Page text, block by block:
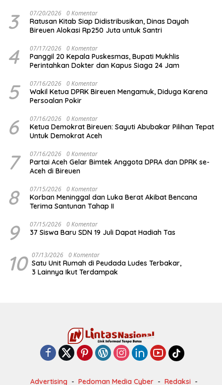
3 07/20/2026 0 Komentar
Ratusan Kitab Siap Didistribusikan, Dinas Dayah
Bireuen Alokasi Rp250 Juta untuk Santri
4 07/17/2026 0 Komentar
Panggil 20 Kepala Puskesmas, Bupati Mukhlis
Perintahkan Dokter dan Kapus Siaga 24 Jam
5 07/16/2026 0 Komentar
Wakil Ketua DPRK Bireuen Mengamuk, Diduga Karena
Persoalan Pokir
6 07/16/2026 0 Komentar
Ketua Demokrat Bireuen: Sayuti Abubakar Pilihan Tepat
Untuk Demokrat Aceh
7 07/16/2026 0 Komentar
Partai Aceh Gelar Bimtek Anggota DPRA dan DPRK se-
Aceh di Bireuen
8 07/15/2026 0 Komentar
Korban Meninggal dan Luka Berat Akibat Bencana
Terima Santunan Tahap II
9 07/15/2026 0 Komentar
37 Siswa Baru SDN 19 Juli Dapat Hadiah Tas
10 07/13/2026 0 Komentar
Satu Unit Rumah di Peudada Ludes Terbakar,
3 Lainnya Ikut Terdampak
Advertising Pedoman Media Cyber Redaksi